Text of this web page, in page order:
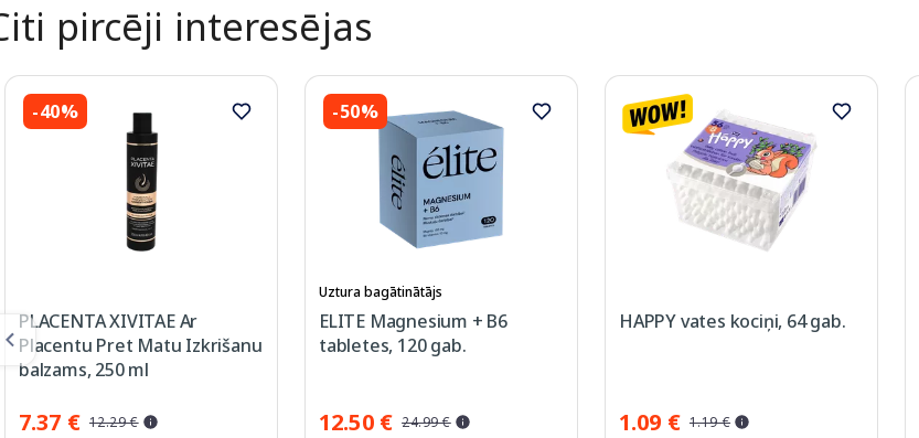
pircēji interesējas
-40%
PLACENTA XIVITAE Ar
Placentu Pret Matu Izkrišanu
balzams, 250 ml
7.37 € 12.29 €
-50%
Uztura bagātinātājs
ELITE Magnesium + B6
tabletes, 120 gab.
12.50 € 24.99 €
HAPPY vates kociņi, 64 gab.
1.09 € 1.19 €